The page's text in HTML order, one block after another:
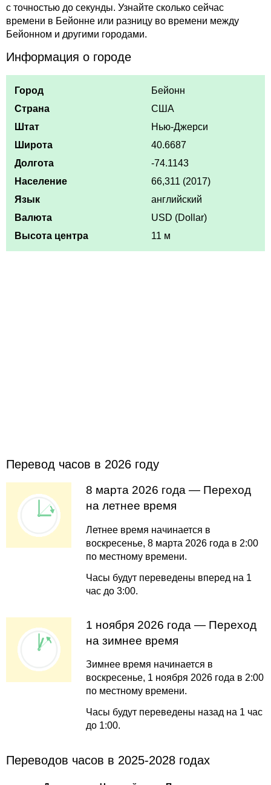
с точностью до секунды. Узнайте сколько сейчас
времени в Бейонне или разницу во времени между
Бейонном и другими городами.
Информация о городе
Город
Бейонн
Страна
США
Штат
Нью-Джерси
Широта
40.6687
Долгота
-74.1143
Население
66,311 (2017)
Язык
английский
Валюта
USD (Dollar)
Высота центра
11 м
Перевод часов в 2026 году
8 марта 2026 года — Переход
на летнее время
Летнее время начинается в
воскресенье, 8 марта 2026 года в 2:00
по местному времени.
Часы будут переведены вперед на 1
час до 3:00.
1 ноября 2026 года — Переход
на зимнее время
Зимнее время начинается в
воскресенье, 1 ноября 2026 года в 2:00
по местному времени.
Часы будут переведены назад на 1 час
до 1:00.
Переводов часов в 2025-2028 годах